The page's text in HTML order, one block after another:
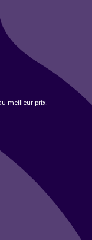
meilleur prix.